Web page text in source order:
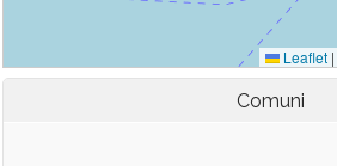
Comuni